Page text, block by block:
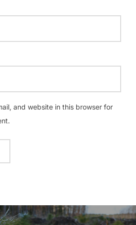
and website in this browser for